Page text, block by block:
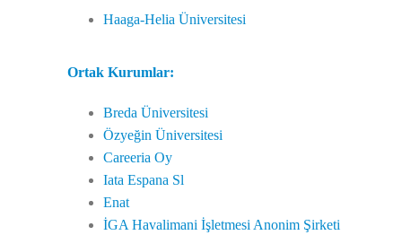
Haaga-Helia Üniversitesi
Ortak Kurumlar:
Breda Üniversitesi
Özyeğin Üniversitesi
Careeria Oy
Iata Espana Sl
Enat
İGA Havalimani İşletmesi Anonim Şirketi